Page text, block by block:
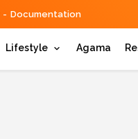
Documentation
Lifestyle Agama